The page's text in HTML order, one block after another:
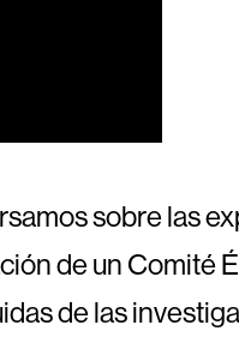
sobre las
de un Comité
de las